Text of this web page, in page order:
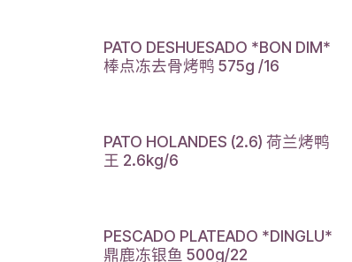
PATO DESHUESADO *BON DIM*
棒点冻去骨烤鸭 575g /16
PATO HOLANDES (2.6) 荷兰烤鸭
王 2.6kg/6
PESCADO PLATEADO *DINGLU*
鼎鹿冻银鱼 500g/22